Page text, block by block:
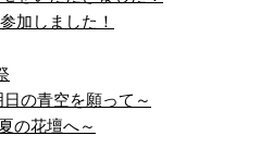
加しました！
の青空を願って～
の花壇へ～